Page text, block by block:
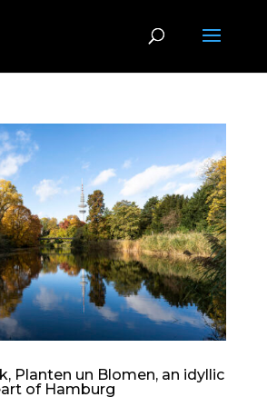
Planten un Blomen, an idyllic
of Hamburg